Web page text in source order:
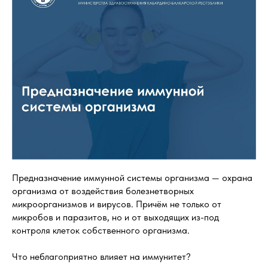
Предназначение иммунной системы организма — охрана
организма от воздействия болезнетворных
микроорганизмов и вирусов. Причём не только от
микробов и паразитов, но и от выходящих из-под
контроля клеток собственного организма.
Что неблагоприятно влияет на иммунитет?